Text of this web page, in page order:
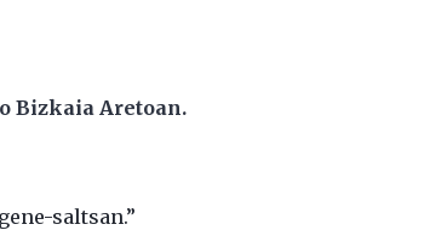
Bizkaia Aretoan.
saltsan.”